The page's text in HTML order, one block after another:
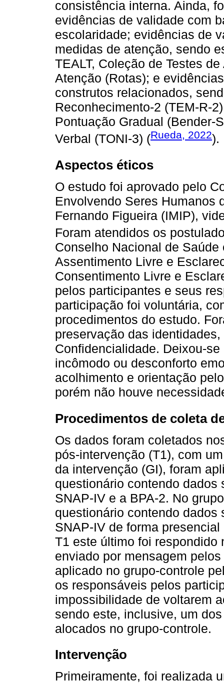
consistência interna. Ainda,
evidências de validade com
escolaridade; evidências de
medidas de atenção, sendo
TEALT, Coleção de Testes
Atenção (Rotas); e
construtos relacionados,
Reconhecimento-2 (TEM-R-
Pontuação Gradual (Bender-
Verbal (TONI-3) (Rueda, 2022).
Aspectos éticos
O estudo foi aprovado pelo
Envolvendo Seres Humanos
Fernando Figueira (IMIP),
Foram atendidos os
Conselho Nacional de
Assentimento Livre e
Consentimento Livre e
pelos participantes e seus
participação foi voluntária,
procedimentos do estudo.
preservação das
Confidencialidade. Deixou-
incômodo ou desconforto
acolhimento e orientação
porém não houve
Procedimentos de coleta
Os dados foram coletados
pós-intervenção (T1), com
da intervenção (GI), foram
questionário contendo
SNAP-IV e a BPA-2. No
questionário contendo
SNAP-IV de forma
T1 este último foi respondido
enviado por mensagem
aplicado no grupo-controle
os responsáveis pelos
impossibilidade de voltarem
sendo este, inclusive, um
alocados no grupo-controle.
Intervenção
Primeiramente, foi realizada